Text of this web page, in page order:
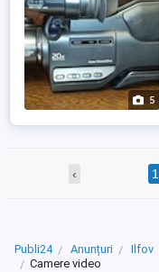
5
‹ 1
Publi24 Anunțuri Ilfov
Camere video